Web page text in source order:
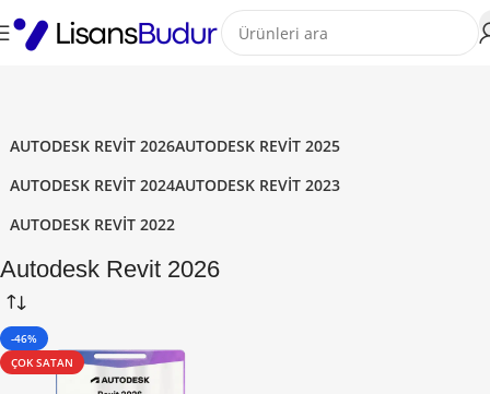
AUTODESK REVIT 2026AUTODESK REVIT 2025
AUTODESK REVIT 2024AUTODESK REVIT 2023
AUTODESK REVIT 2022
Autodesk Revit 2026
-46%
ÇOK SATAN